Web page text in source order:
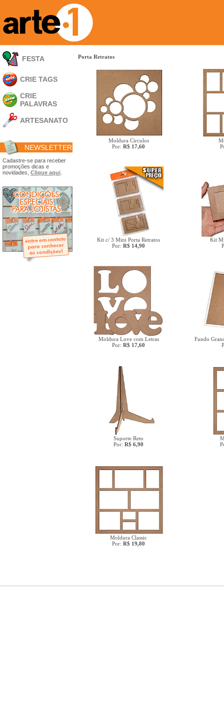
FESTA
CRIE TAGS
CRIE
PALAVRAS
ARTESANATO
Acrílico
Porta Retratos
Ferramentas
- Carimbões
- Embalagens
- Máscaras
- Espátulas
- Diversos
Álbuns
- Mini-Álbuns
- Páginas Mini
- Páginas Scrap
- Argolas
NEWSLETTER
Cadastre-se para receber
promoções dicas e
novidades, Clique aqui
Porta Retratos
Moldura Circulos
Por: R$ 17,60
Kit c/ 3 Mini Porta Retratos
Por: R$ 14,90
Kit
Moldura Love com Letras
Por: R$ 17,60
Fundo
Suporte Reto
Por: R$ 6,90
Moldura Classic
Por: R$ 19,80